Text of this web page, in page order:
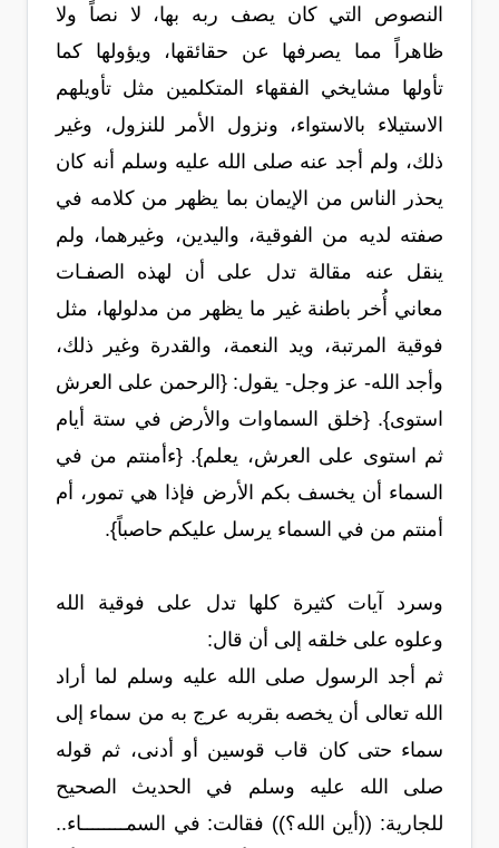
النصوص التي كان يصف ربه بها، لا نصاً ولا
ظاهراً مما يصرفها عن حقائقها، ويؤولها كما
تأولها مشايخي الفقهاء المتكلمين مثل تأويلهم
الاستيلاء بالاستواء، ونزول الأمر للنزول، وغير
ذلك، ولم أجد عنه صلى الله عليه وسلم أنه كان
يحذر الناس من الإيمان بما يظهر من كلامه في
صفته لديه من الفوقية، واليدين، وغيرهما، ولم
ينقل عنه مقالة تدل على أن لهذه الصفـات
معاني أُخر باطنة غير ما يظهر من مدلولها، مثل
فوقية المرتبة، ويد النعمة، والقدرة وغير ذلك،
وأجد الله- عز وجل- يقول: {الرحمن على العرش
استوى}. {خلق السماوات والأرض في ستة أيام
ثم استوى على العرش، يعلم}. {ءأمنتم من في
السماء أن يخسف بكم الأرض فإذا هي تمور، أم
أمنتم من في السماء يرسل عليكم حاصباً}.
وسرد آيات كثيرة كلها تدل على فوقية الله
وعلوه على خلقه إلى أن قال:
ثم أجد الرسول صلى الله عليه وسلم لما أراد
الله تعالى أن يخصه بقربه عرج به من سماء إلى
سماء حتى كان قاب قوسين أو أدنى، ثم قوله
صلى الله عليه وسلم في الحديث الصحيح
للجارية: ((أين الله؟)) فقالت: في السمــــــــاء..